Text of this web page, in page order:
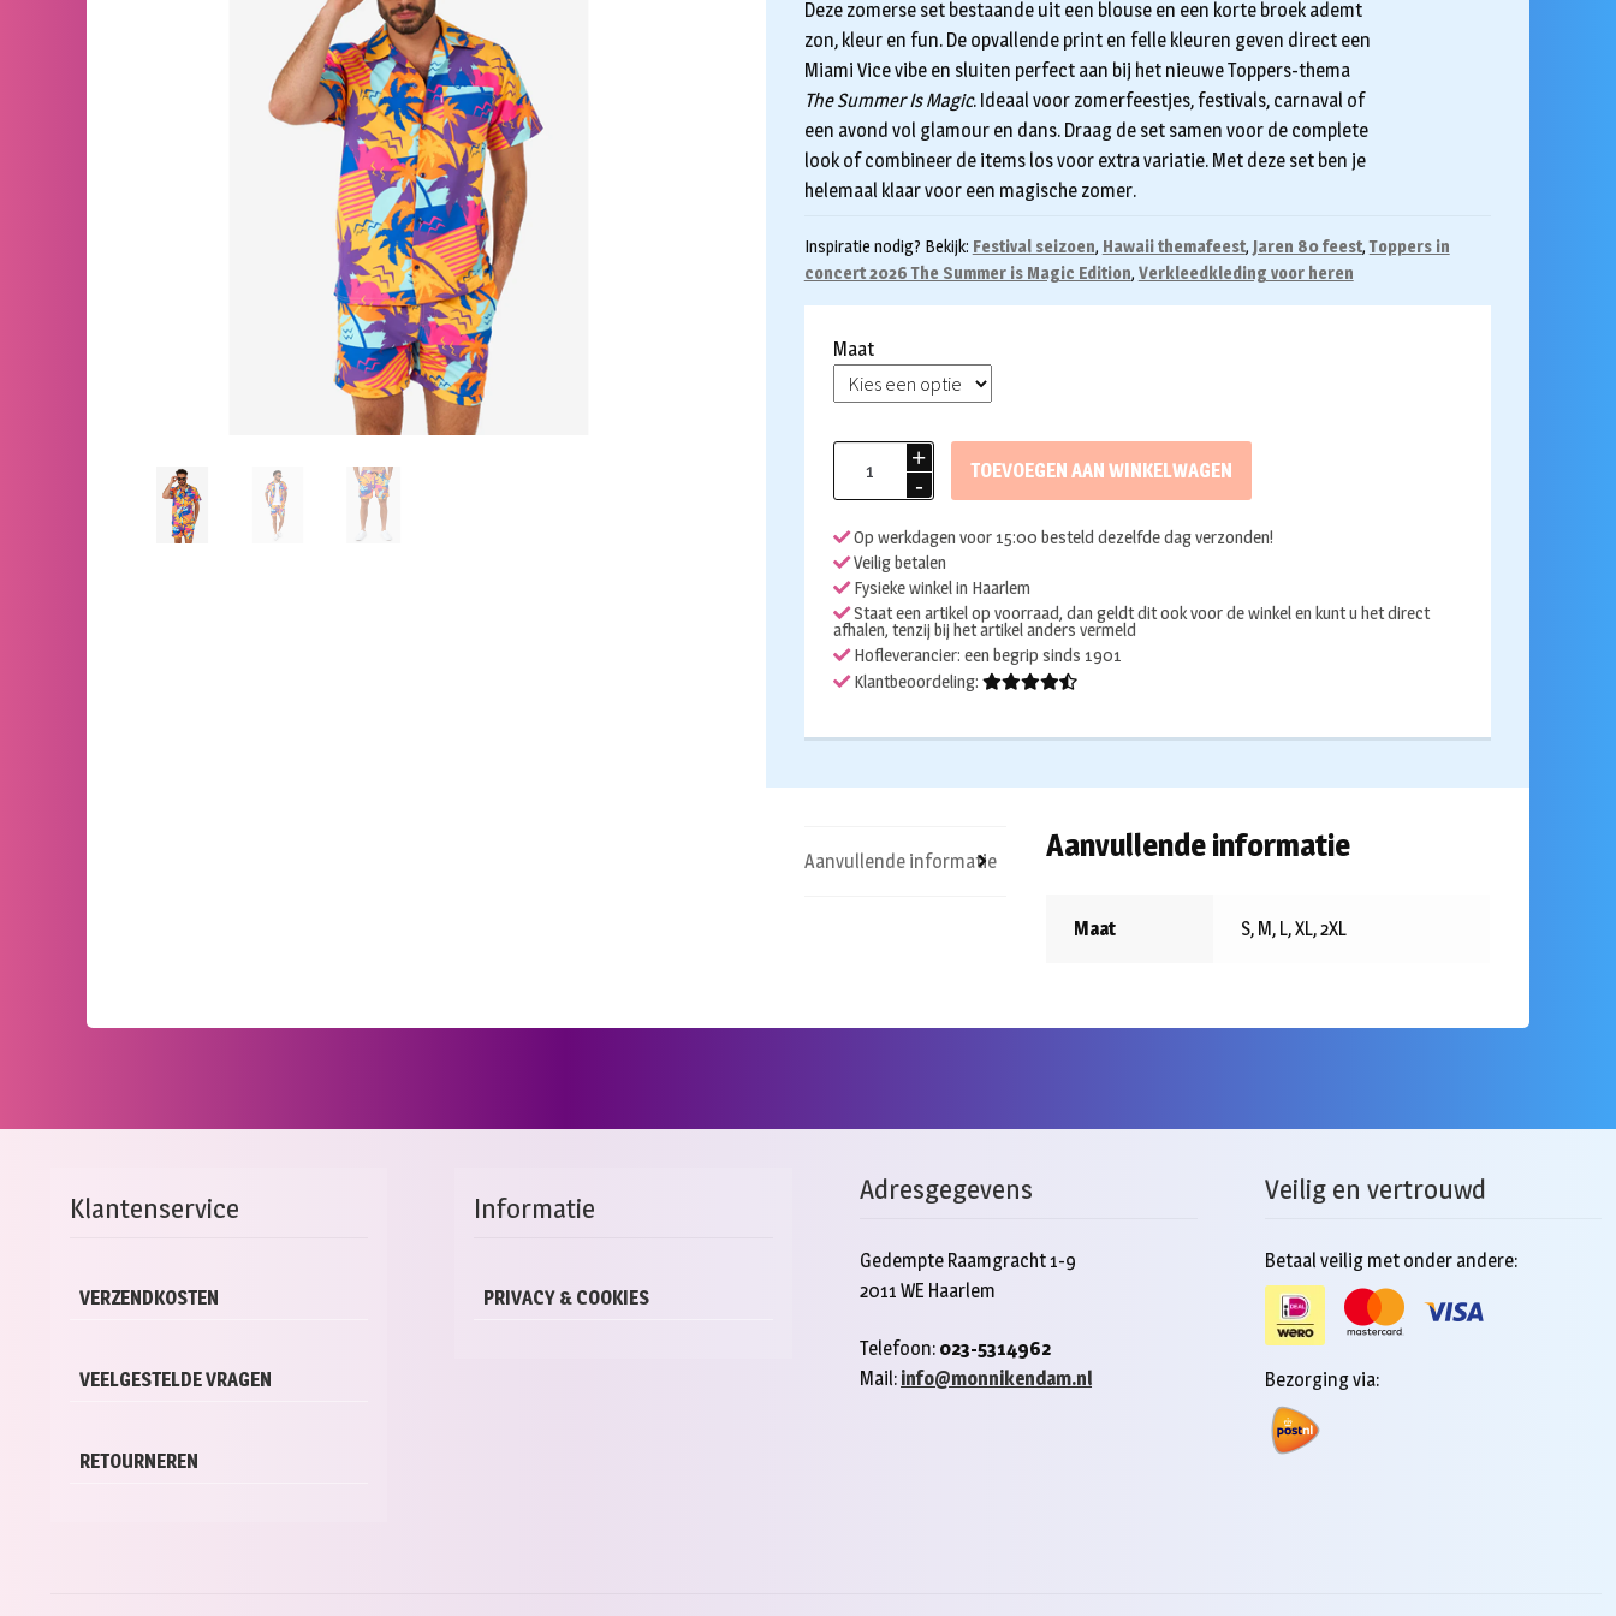
Deze zomerse set bestaande uit een blouse en een korte broek ademt
zon, kleur en fun. De opvallende print en felle kleuren geven direct een
Miami Vice vibe en sluiten perfect aan bij het nieuwe Toppers-thema
The Summer Is Magic. Ideaal voor zomerfeestjes, festivals, carnaval of
een avond vol glamour en dans. Draag de set samen voor de complete
look of combineer de items los voor extra variatie. Met deze set ben je
helemaal klaar voor een magische zomer.
Inspiratie nodig? Bekijk: Festival seizoen, Hawaii themafeest, Jaren 80 feest,Toppers in
concert 2026 The Summer is Magic Edition, Verkleedkleding voor heren
Maat
Opposuits
summer
Palm
Power
aantal
TOEVOEGEN AAN WINKELWAGEN
Op werkdagen voor 15:00 besteld dezelfde dag verzonden!
Veilig betalen
Fysieke winkel in Haarlem
Staat een artikel op voorraad, dan geldt dit ook voor de winkel en kunt u het direct
afhalen, tenzij bij het artikel anders vermeld
Hofleverancier: een begrip sinds 1901
Klantbeoordeling:
Aanvullende informatie Aanvullende informatie
Maat S, M, L, XL, 2XL
Klantenservice
VERZENDKOSTEN
VEELGESTELDE VRAGEN
RETOURNEREN
Informatie
PRIVACY & COOKIES
Adresgegevens
Gedempte Raamgracht 1-9
2011 WE Haarlem
Telefoon: 023-5314962
Mail: info@monnikendam.nl
Veilig en vertrouwd
Betaal veilig met onder andere:
Bezorging via: